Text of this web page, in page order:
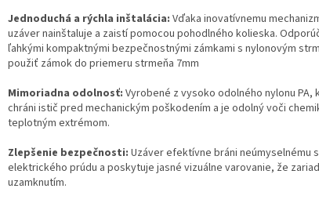
Jednoduchá a rýchla inštalácia: Vďaka inovatívnemu
uzáver nainštaluje a zaistí pomocou pohodlného kolieska.
ľahkými kompaktnými bezpečnostnými zámkami s nylonovým
použiť zámok do priemeru strmeňa 7mm
Mimoriadna odolnosť: Vyrobené z vysoko odolného nylonu PA,
chráni istič pred mechanickým poškodením a je odolný voči
teplotným extrémom.
Zlepšenie bezpečnosti: Uzáver efektívne bráni neúmyselnému
elektrického prúdu a poskytuje jasné vizuálne varovanie, že
uzamknutím.